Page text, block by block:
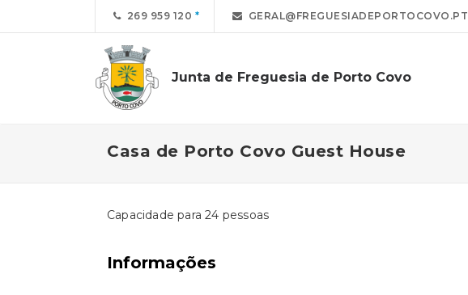
269 959 120 GERAL@FREGUESIADEPORTOCOVO.PT
Junta de Freguesia de Porto Covo
Casa de Porto Covo Guest House
Capacidade para 24 pessoas
Informações